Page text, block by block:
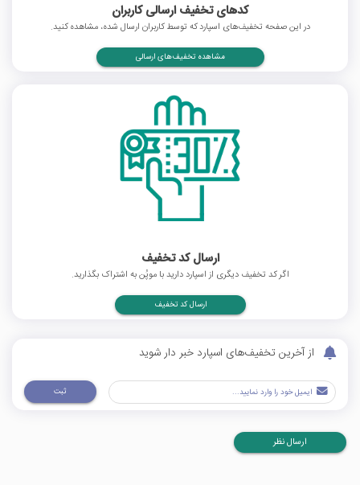
کدهای تخفیف ارسالی کاربران
در این صفحه تخفیف‌های اسپارد که توسط کاربران ارسال شده، مشاهده کنید.
مشاهده تخفیف‌های ارسالی
ارسال کد تخفیف
اگر کد تخفیف دیگری از اسپارد دارید با موپُن به اشتراک بگذارید.
ارسال کد تخفیف
از آخرین تخفیف‌های اسپارد خبر دار شوید
ثبت
ارسال نظر